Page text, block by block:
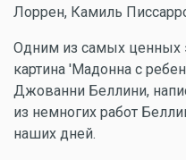
Лоррен, Камиль
Одним из самых ценных
картина 'Мадонна с
Джованни Беллини,
из немногих работ
наших дней.